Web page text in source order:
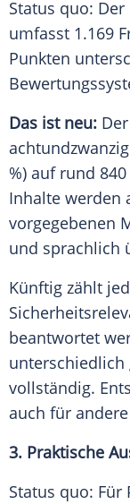
Status quo:
umfasst 1.169
Punkten
Das ist neu:
%) auf rund
Inhalte werden
vorgegebenen
und sprachlich
Künftig zählt
beantwortet
unterschiedlich
vollständig.
auch für
3. Praktische
Status quo: